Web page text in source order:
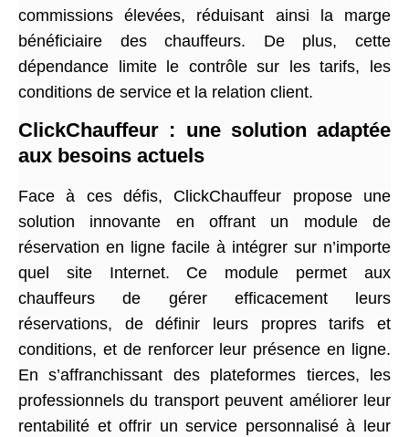
commissions élevées, réduisant ainsi la marge
bénéficiaire des chauffeurs. De plus, cette
dépendance limite le contrôle sur les tarifs, les
conditions de service et la relation client.
ClickChauffeur : une solution adaptée
aux besoins actuels
Face à ces défis, ClickChauffeur propose une
solution innovante en offrant un module de
réservation en ligne facile à intégrer sur n’importe
quel site Internet. Ce module permet aux
chauffeurs de gérer efficacement leurs
réservations, de définir leurs propres tarifs et
conditions, et de renforcer leur présence en ligne.
En s’affranchissant des plateformes tierces, les
professionnels du transport peuvent améliorer leur
rentabilité et offrir un service personnalisé à leur